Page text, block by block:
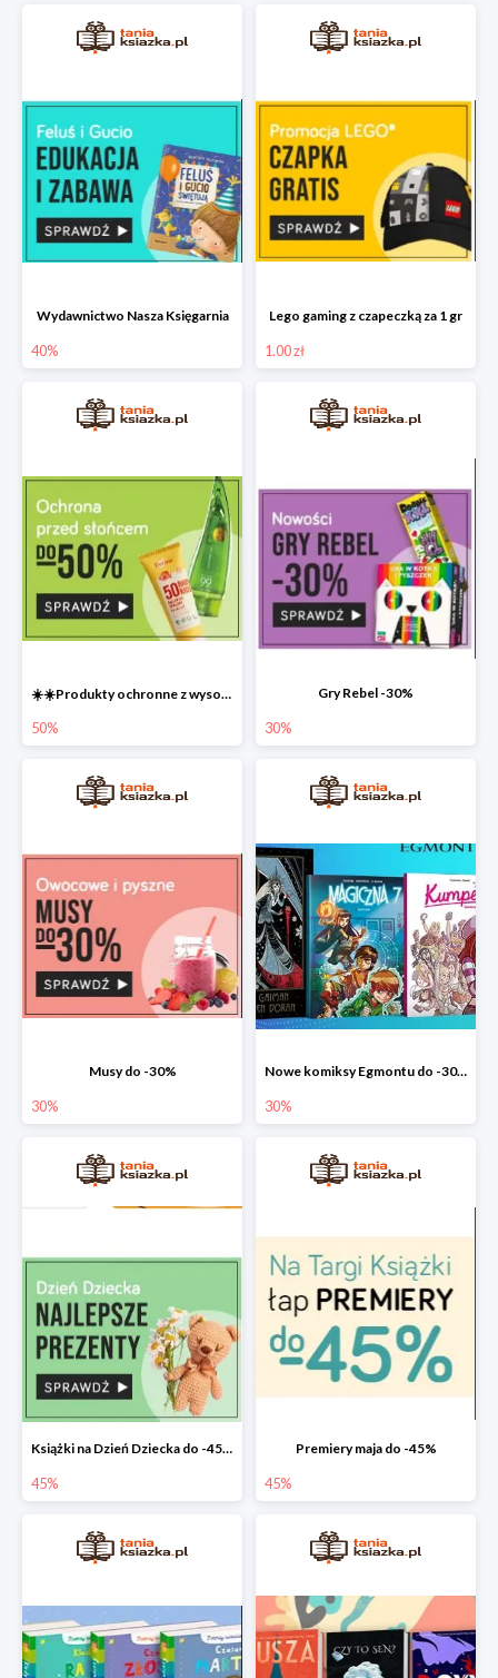
Wydawnictwo Nasza Księgarnia
40%
Lego gaming z czapeczką za 1 gr
1.00 zł
☀️☀️Produkty ochronne z wysokim SPF do -50% ☀️☀️
50%
Gry Rebel -30%
30%
Musy do -30%
30%
Nowe komiksy Egmontu do -30%
30%
Książki na Dzień Dziecka do -45%
45%
Premiery maja do -45%
45%